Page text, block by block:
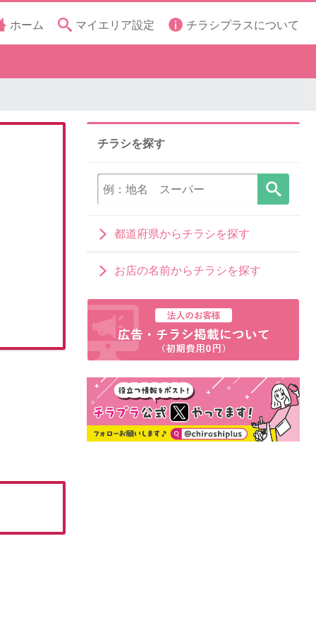
ホーム マイエリア設定 チラシプラスについて
チラシを探す
都道府県からチラシを探す
お店の名前からチラシを探す